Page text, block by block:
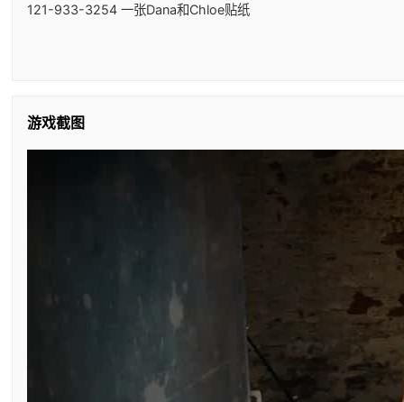
121-933-3254 一张Dana和Chloe贴纸
游戏截图